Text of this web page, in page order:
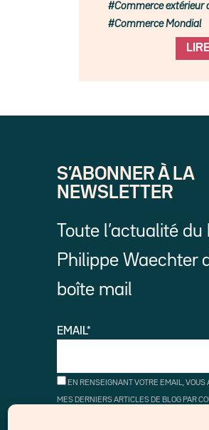
Commerce extérieur
Commerce Mondial
S’ABONNER À LA
NEWSLETTER
Toute l’actualité
Philippe Waechter
boîte mail
EMAIL*
EN RENSEIGNANT VOTRE EMAIL, VOUS
MES DERNIERS ARTICLES DE BLOG PAR